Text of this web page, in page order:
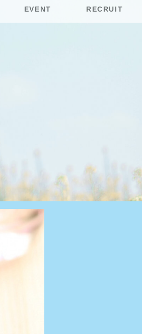
EVENT RECRUIT